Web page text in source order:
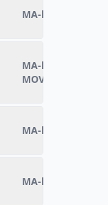
MA-lecture de
MA-lecture de
MOVONFOUL)
MA-lecture de
MA-lecture de